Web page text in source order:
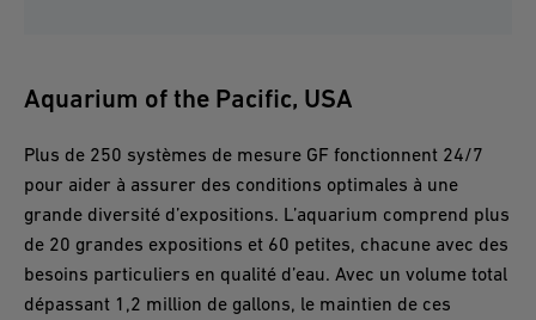
Aquarium of the Pacific, USA
Plus de 250 systèmes de mesure GF fonctionnent 24/7
pour aider à assurer des conditions optimales à une
grande diversité d’expositions. L’aquarium comprend plus
de 20 grandes expositions et 60 petites, chacune avec des
besoins particuliers en qualité d’eau. Avec un volume total
dépassant 1,2 million de gallons, le maintien de ces